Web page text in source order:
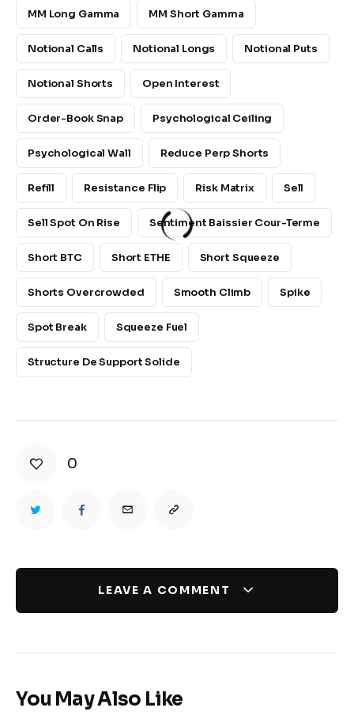
MM Long Gamma MM Short Gamma
Notional Calls Notional Longs Notional Puts
Notional Shorts Open Interest
Order-Book Snap Psychological Ceiling
Psychological Wall Reduce Perp Shorts
Refill Resistance Flip Risk Matrix Sell
Sell Spot On Rise Sentiment Baissier Cour-Terme
Short BTC Short ETHE Short Squeeze
Shorts Overcrowded Smooth Climb Spike
Spot Break Squeeze Fuel
Structure De Support Solide
0
LEAVE A COMMENT
You May Also Like